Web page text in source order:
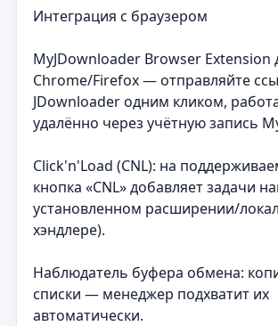
Интеграция с браузером
MyJDownloader Browser Extension
Chrome/Firefox — отправляйте
JDownloader одним кликом,
удалённо через учётную запись
Click'n'Load (CNL): на
кнопка «CNL» добавляет задачи
установленном расширении/
хэндлере).
Наблюдатель буфера обмена:
списки — менеджер подхватит их
автоматически.